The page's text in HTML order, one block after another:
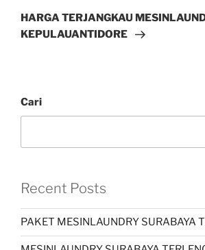
HARGA TERJANGKAU
KEPULAUANTIDORE
Cari
Recent Posts
PAKET MESINLAUNDRY SURABAYA